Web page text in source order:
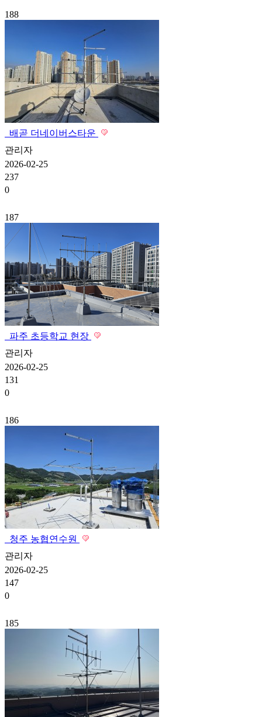
188
배곧 더네이버스타운
관리자
2026-02-25
237
0
187
파주 초등학교 현장
관리자
2026-02-25
131
0
186
청주 농협연수원
관리자
2026-02-25
147
0
185